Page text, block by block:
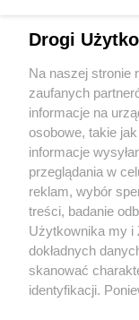
Wydawca mediów
Nie zapomnij
zapoznać się z:
Twojemiasto
Piekary Śląskie
Chorzów
Tarnowskie Góry
Drogi
Na naszej stronie
zaufanych
informacje na
osobowe, takie
informacje
przeglądania w
reklam, wybór
treści, badanie
Użytkownika my i
dokładnych
skanować
identyfikacji.